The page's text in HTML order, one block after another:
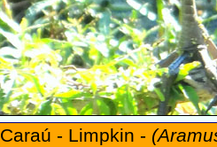
Caraú - Limpkin -